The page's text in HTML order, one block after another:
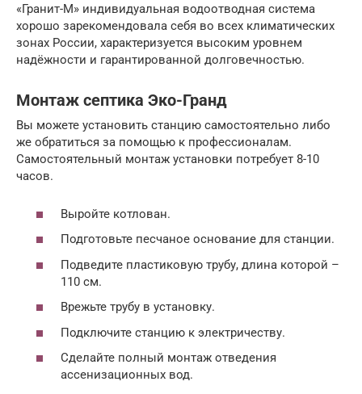
«Гранит-М» индивидуальная водоотводная система
хорошо зарекомендовала себя во всех климатических
зонах России, характеризуется высоким уровнем
надёжности и гарантированной долговечностью.
Монтаж септика Эко-Гранд
Вы можете установить станцию самостоятельно либо
же обратиться за помощью к профессионалам.
Самостоятельный монтаж установки потребует 8-10
часов.
Выройте котлован.
Подготовьте песчаное основание для станции.
Подведите пластиковую трубу, длина которой –
110 см.
Врежьте трубу в установку.
Подключите станцию к электричеству.
Сделайте полный монтаж отведения
ассенизационных вод.